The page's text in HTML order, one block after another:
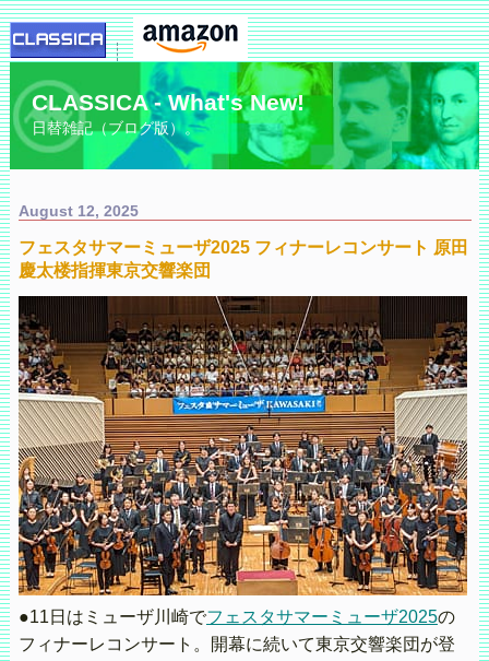
CLASSICA - What's New!
日替雑記（ブログ版）。
August 12, 2025
フェスタサマーミューザ2025 フィナーレコンサート 原田
慶太楼指揮東京交響楽団
●11日はミューザ川崎でフェスタサマーミューザ2025の
フィナーレコンサート。開幕に続いて東京交響楽団が登